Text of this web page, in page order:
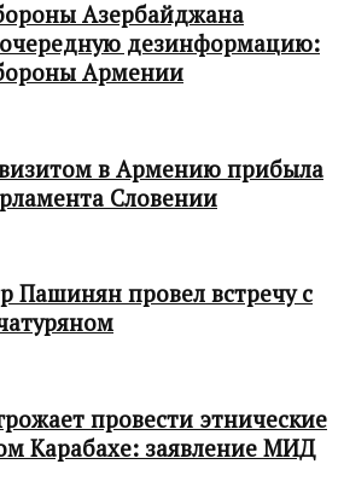
Азербайджана
дезинформацию:
Армении
в Армению прибыла
Словении
Пашинян провел встречу с
провести этнические
Карабахе: заявление МИД